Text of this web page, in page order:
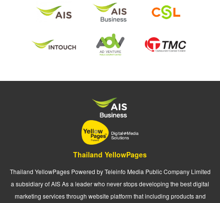
Thailand YellowPages
Thailand YellowPages Powered by Teleinfo Media Public Company Limited
a subsidiary of AIS As a leader who never stops developing the best digital
marketing services through website platform that including products and